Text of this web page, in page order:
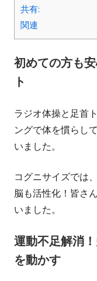
共有:
関連
初めての方も
ト
ラジオ体操と足首
ングで体を慣らし
いました。
コグニサイズでは
脳も活性化！皆さ
いました。
運動不足解消
を動かす